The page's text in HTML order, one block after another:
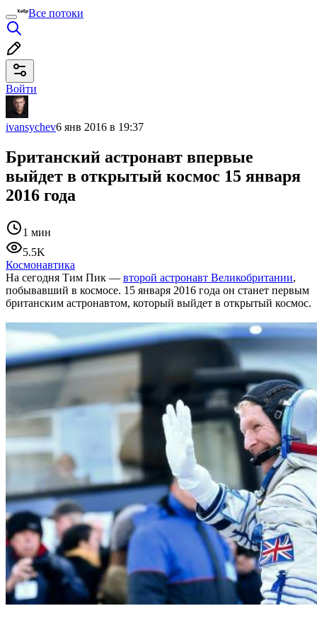
Все потоки
Войти
ivansychev6 янв 2016 в 19:37
Британский астронавт впервые
выйдет в открытый космос 15 января
2016 года
1 мин
5.5K
Космонавтика
На сегодня Тим Пик — второй астронавт Великобритании,
побывавший в космосе. 15 января 2016 года он станет первым
британским астронавтом, который выйдет в открытый космос.